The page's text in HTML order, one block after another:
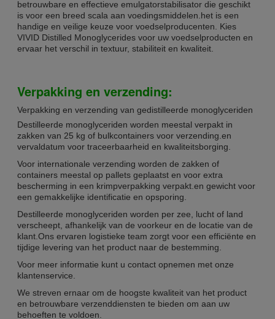
betrouwbare en effectieve emulgatorstabilisator die geschikt
is voor een breed scala aan voedingsmiddelen.het is een
handige en veilige keuze voor voedselproducenten. Kies
VIVID Distilled Monoglycerides voor uw voedselproducten en
ervaar het verschil in textuur, stabiliteit en kwaliteit.
Verpakking en verzending:
Verpakking en verzending van gedistilleerde monoglyceriden
Destilleerde monoglyceriden worden meestal verpakt in
zakken van 25 kg of bulkcontainers voor verzending.en
vervaldatum voor traceerbaarheid en kwaliteitsborging.
Voor internationale verzending worden de zakken of
containers meestal op pallets geplaatst en voor extra
bescherming in een krimpverpakking verpakt.en gewicht voor
een gemakkelijke identificatie en opsporing.
Destilleerde monoglyceriden worden per zee, lucht of land
verscheept, afhankelijk van de voorkeur en de locatie van de
klant.Ons ervaren logistieke team zorgt voor een efficiënte en
tijdige levering van het product naar de bestemming.
Voor meer informatie kunt u contact opnemen met onze
klantenservice.
We streven ernaar om de hoogste kwaliteit van het product
en betrouwbare verzenddiensten te bieden om aan uw
behoeften te voldoen.